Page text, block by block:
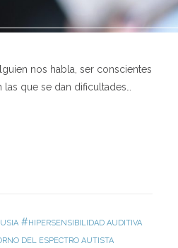
nos habla, ser conscientes
que se dan dificultades…
#HIPERSENSIBILIDAD AUDITIVA
DEL ESPECTRO AUTISTA